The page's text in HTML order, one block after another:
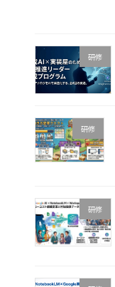
研修
研修
研修